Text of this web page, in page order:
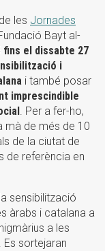
les Jornades
Bayt al-
fins el dissabte 27
i
i també posar
imprescindible
. Per a fer-ho,
mà de més de 10
de la ciutat de
de referència en
sensibilització
àrabs i catalana a
a les
Es sortejaran